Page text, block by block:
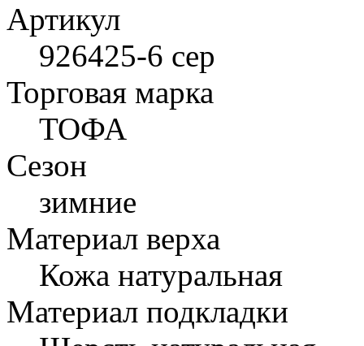
Артикул
926425-6 сер
Торговая марка
ТОФА
Сезон
зимние
Материал верха
Кожа натуральная
Материал подкладки